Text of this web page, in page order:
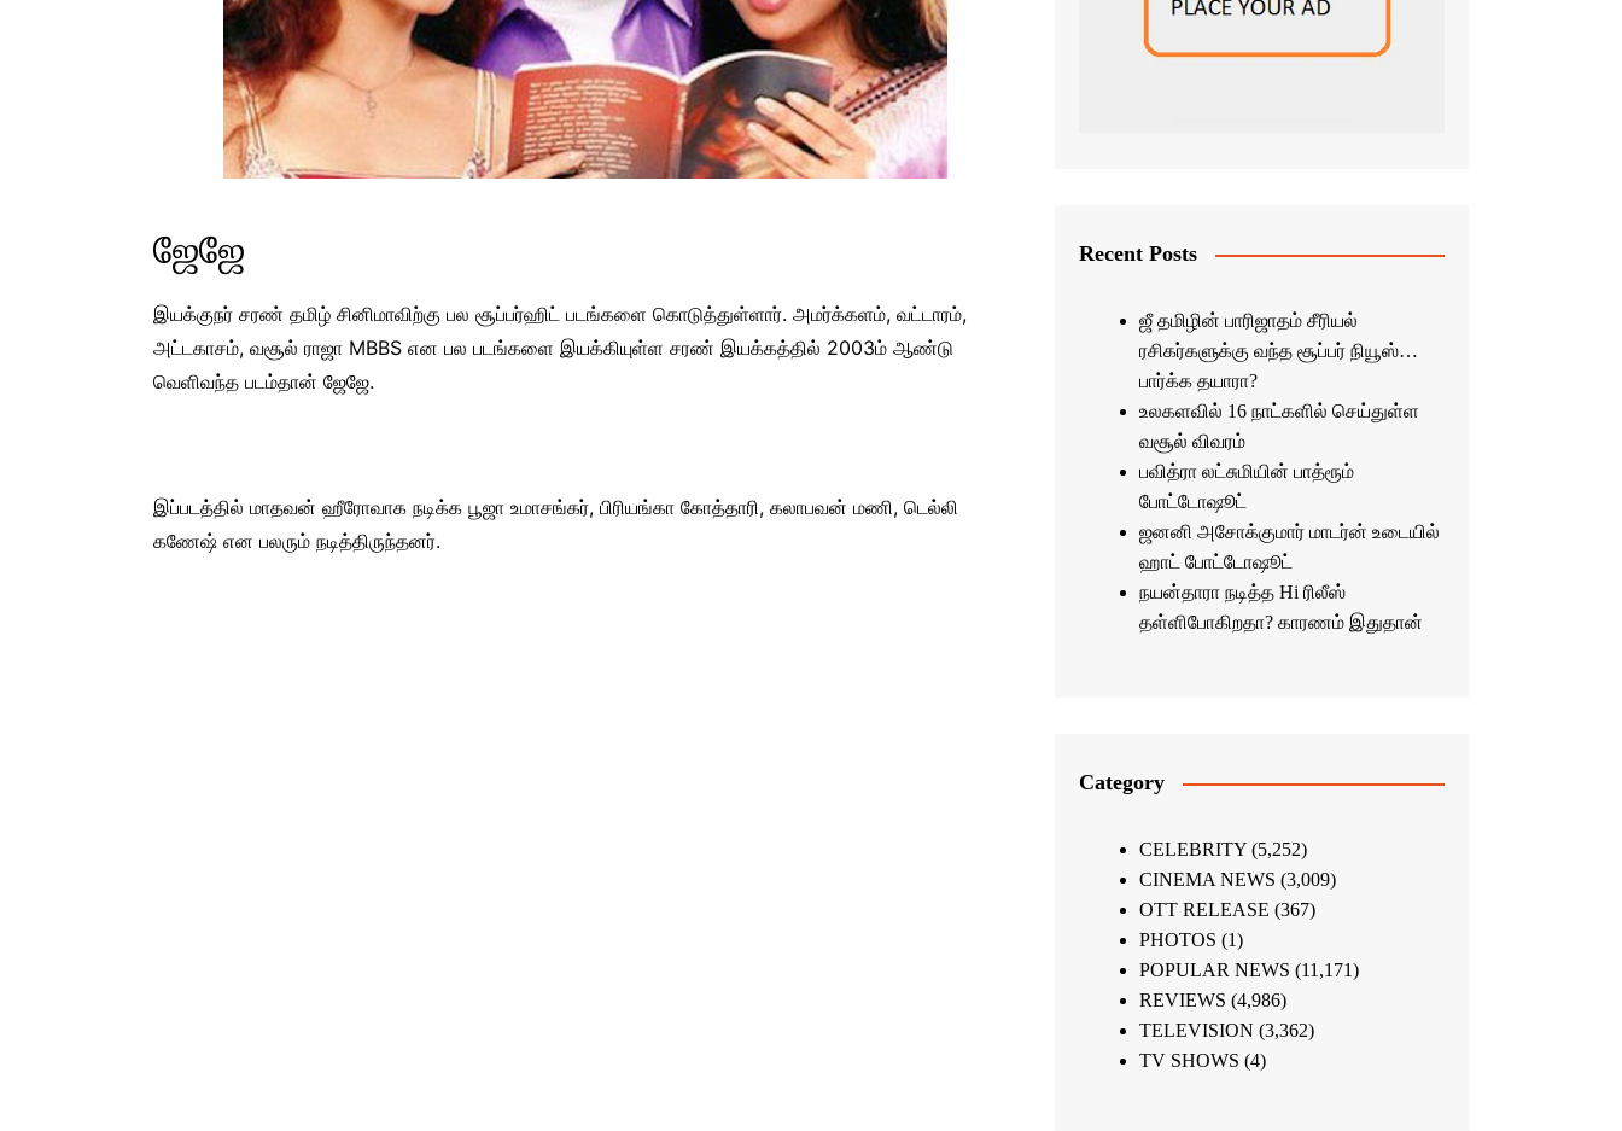
ஜேஜே
இயக்குநர் சரண் தமிழ் சினிமாவிற்கு பல சூப்பர்ஹிட் படங்களை கொடுத்துள்ளார். அமர்க்களம், வட்டாரம்,
அட்டகாசம், வசூல் ராஜா MBBS என பல படங்களை இயக்கியுள்ள சரண் இயக்கத்தில் 2003ம் ஆண்டு
வெளிவந்த படம்தான் ஜேஜே.
இப்படத்தில் மாதவன் ஹீரோவாக நடிக்க பூஜா உமாசங்கர், பிரியங்கா கோத்தாரி, கலாபவன் மணி, டெல்லி
கணேஷ் என பலரும் நடித்திருந்தனர்.
Recent Posts
ஜீ தமிழின் பாரிஜாதம் சீரியல்
ரசிகர்களுக்கு வந்த சூப்பர் நியூஸ்…
பார்க்க தயாரா?
உலகளவில் 16 நாட்களில் செய்துள்ள
வசூல் விவரம்
பவித்ரா லட்சுமியின் பாத்ரூம்
போட்டோஷூட்
ஜனனி அசோக்குமார் மாடர்ன் உடையில்
ஹாட் போட்டோஷூட்
நயன்தாரா நடித்த Hi ரிலீஸ்
தள்ளிபோகிறதா? காரணம் இதுதான்
Category
CELEBRITY(5,252)
CINEMA NEWS (3,009)
OTT RELEASE (367)
PHOTOS (1)
POPULAR NEWS (11,171)
REVIEWS (4,986)
TELEVISION (3,362)
TV SHOWS (4)